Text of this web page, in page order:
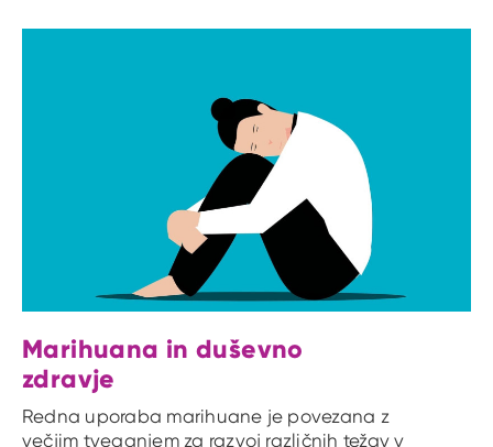
Marihuana in duševno
zdravje
Redna uporaba marihuane je povezana z
večjim tveganjem za razvoj različnih težav v